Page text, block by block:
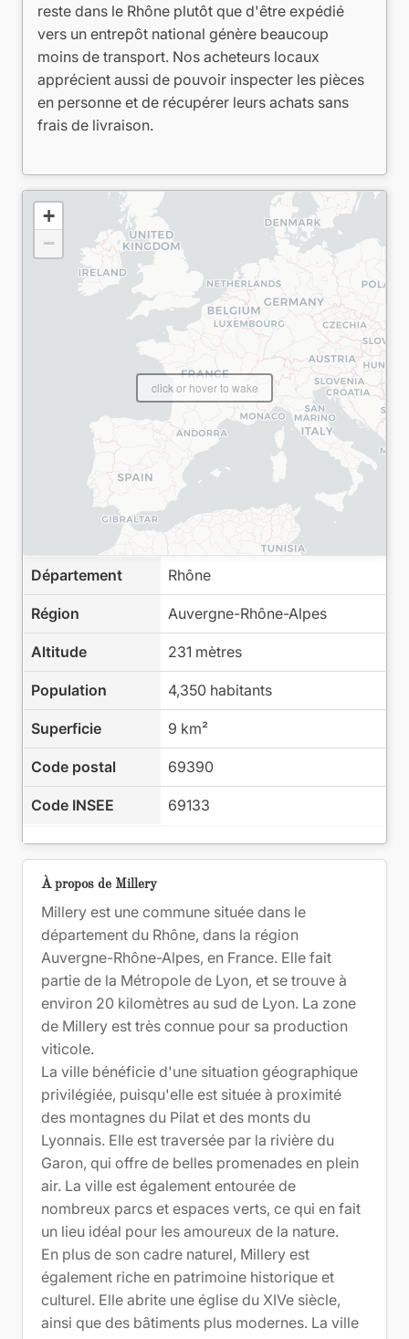
reste dans le Rhône plutôt que d'être expédié
vers un entrepôt national génère beaucoup
moins de transport. Nos acheteurs locaux
apprécient aussi de pouvoir inspecter les pièces
en personne et de récupérer leurs achats sans
frais de livraison.
+
−
click or hover to wake
Département Rhône
Région Auvergne-Rhône-Alpes
Altitude 231 mètres
Population 4,350 habitants
Superficie 9 km²
Code postal 69390
Code INSEE 69133
À propos de Millery
Millery est une commune située dans le
département du Rhône, dans la région
Auvergne-Rhône-Alpes, en France. Elle fait
partie de la Métropole de Lyon, et se trouve à
environ 20 kilomètres au sud de Lyon. La zone
de Millery est très connue pour sa production
viticole.
La ville bénéficie d'une situation géographique
privilégiée, puisqu'elle est située à proximité
des montagnes du Pilat et des monts du
Lyonnais. Elle est traversée par la rivière du
Garon, qui offre de belles promenades en plein
air. La ville est également entourée de
nombreux parcs et espaces verts, ce qui en fait
un lieu idéal pour les amoureux de la nature.
En plus de son cadre naturel, Millery est
également riche en patrimoine historique et
culturel. Elle abrite une église du XIVe siècle,
ainsi que des bâtiments plus modernes. La ville